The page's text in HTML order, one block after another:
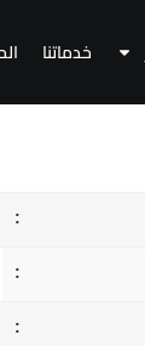
خدماتنا